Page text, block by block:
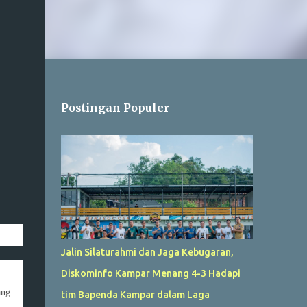
Postingan Populer
Jalin Silaturahmi dan Jaga Kebugaran,
Diskominfo Kampar Menang 4-3 Hadapi
tim Bapenda Kampar dalam Laga